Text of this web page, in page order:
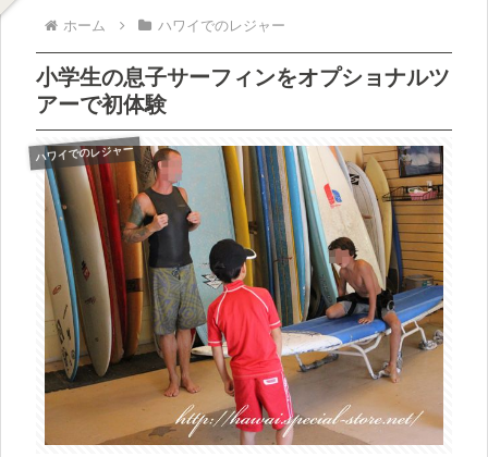
ホーム ハワイでのレジャー
小学生の息子サーフィンをオプショナルツ
アーで初体験
ハワイでのレジャー